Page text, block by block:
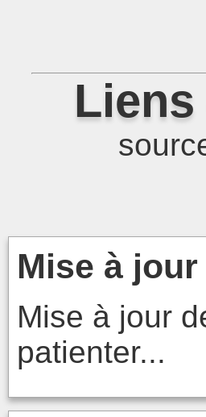
Mise à jour
Mise à jour
patienter...